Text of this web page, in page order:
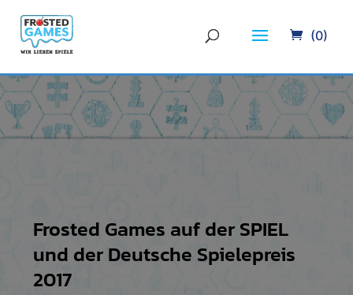
(0)
Frosted Games auf der SPIEL
und der Deutsche Spielepreis
2017